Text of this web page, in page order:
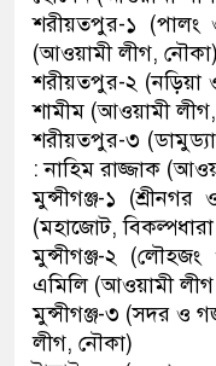
শরীয়তপুর-১
(আওয়ামী লীগ, নৌকা)
শরীয়তপুর-২
শামীম (আওয়ামী
শরীয়তপুর-৩
: নাহিম রাজ্জাক
মুন্সীগঞ্জ-১
(মহাজোট,
মুন্সীগঞ্জ-২ (লৌহজং
এমিলি (আওয়ামী
মুন্সীগঞ্জ-৩ (সদর ও
লীগ, নৌকা)